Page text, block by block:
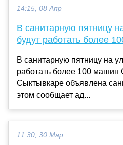
14:15, 08 Апр
В санитарную пятницу
будут работать более
В санитарную пятницу на
работать более 100 машин
Сыктывкаре объявлена
этом сообщает ад...
11:30, 30 Мар